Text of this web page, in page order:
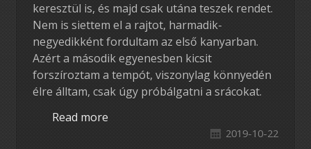
keresztül is, és majd csak utána teszek rendet.
Nem is siettem el a rajtot, harmadik-
negyedikként fordultam az első kanyarban.
Azért a második egyenesben kicsit
forszíroztam a tempót, viszonylag könnyedén
élre álltam, csak úgy próbálgatni a srácokat.
Read more
2019-10-22